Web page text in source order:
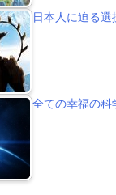
日本人に迫る選
全ての幸福の科